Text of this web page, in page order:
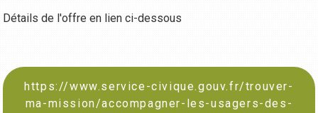
Détails de l'offre en lien ci-dessous
https://www.service-civique.gouv.fr/trouver-
ma-mission/accompagner-les-usagers-des-